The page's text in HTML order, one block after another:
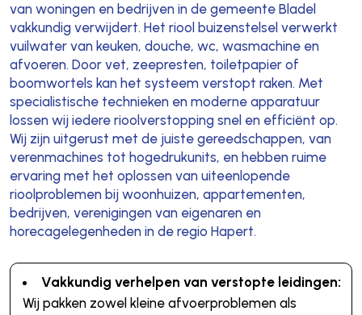
van woningen en bedrijven in de gemeente Bladel
vakkundig verwijdert. Het riool buizenstelsel verwerkt
vuilwater van keuken, douche, wc, wasmachine en
afvoeren. Door vet, zeepresten, toiletpapier of
boomwortels kan het systeem verstopt raken. Met
specialistische technieken en moderne apparatuur
lossen wij iedere rioolverstopping snel en efficiënt op.
Wij zijn uitgerust met de juiste gereedschappen, van
verenmachines tot hogedrukunits, en hebben ruime
ervaring met het oplossen van uiteenlopende
rioolproblemen bij woonhuizen, appartementen,
bedrijven, verenigingen van eigenaren en
horecagelegenheden in de regio Hapert.
Vakkundig verhelpen van verstopte leidingen:
Wij pakken zowel kleine afvoerproblemen als